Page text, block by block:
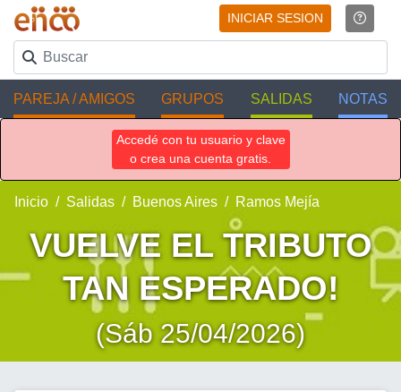
INICIAR SESION
PAREJA / AMIGOS GRUPOS SALIDAS NOTAS
Accedé con tu usuario y clave
o crea una cuenta gratis.
Inicio Salidas Buenos Aires Ramos Mejía
VUELVE EL TRIBUTO
TAN ESPERADO!
(Sáb 25/04/2026)